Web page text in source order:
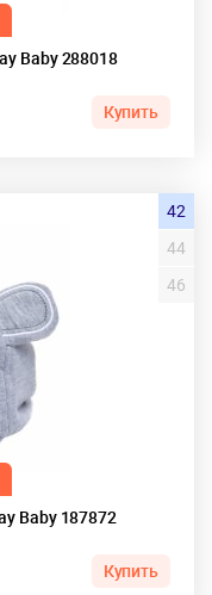
Baby 288018
Купить
Baby 187872
42
44
46
Купить